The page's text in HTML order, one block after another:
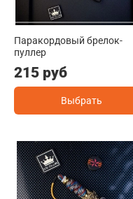
Паракордовый брелок-
пуллер
215 руб
Выбрать